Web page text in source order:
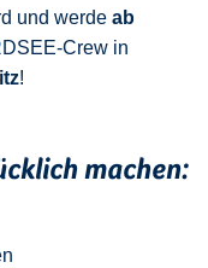
und werde ab
Crew in
!
machen: